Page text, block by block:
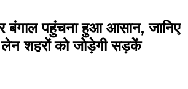
बंगाल पहुंचना हुआ आसान, जानिए
शहरों को जोड़ेगी सड़कें